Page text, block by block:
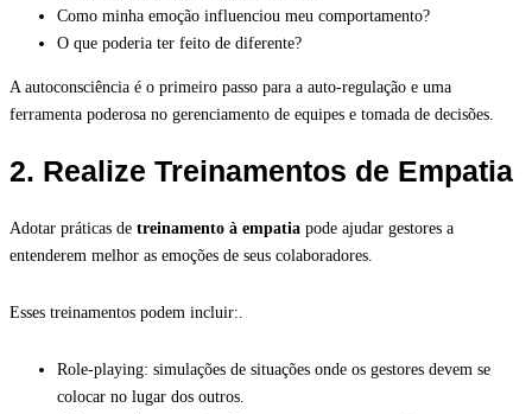
Como minha emoção influenciou meu comportamento?
O que poderia ter feito de diferente?
A autoconsciência é o primeiro passo para a auto-regulação e uma
ferramenta poderosa no gerenciamento de equipes e tomada de decisões.
2. Realize Treinamentos de Empatia
Adotar práticas de treinamento à empatia pode ajudar gestores a
entenderem melhor as emoções de seus colaboradores.
Esses treinamentos podem incluir:.
Role-playing: simulações de situações onde os gestores devem se
colocar no lugar dos outros.